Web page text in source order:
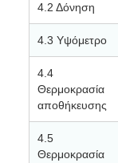
4.2 Δόνηση
4.3 Υψόμετρο
4.4
Θερμοκρασία
αποθήκευσης
4.5
Θερμοκρασία